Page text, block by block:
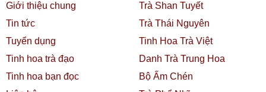
Giới thiệu chung
Tin tức
Tuyển dụng
Tinh hoa trà đạo
Tinh hoa bạn đọc
Trà Shan Tuyết
Trà Thái Nguyên
Tinh Hoa Trà Việt
Danh Trà Trung Hoa
Bộ Ấm Chén